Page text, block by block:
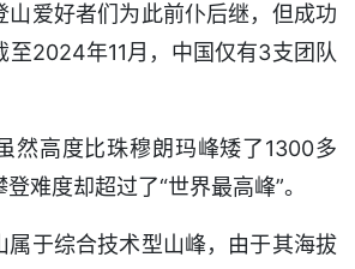
山爱好者们为此前仆后继，但成功
至2024年11月，中国仅有3支团队
然高度比珠穆朗玛峰矮了1300多
难度却超过了“世界最高峰”。
属于综合技术型山峰，由于其海拔